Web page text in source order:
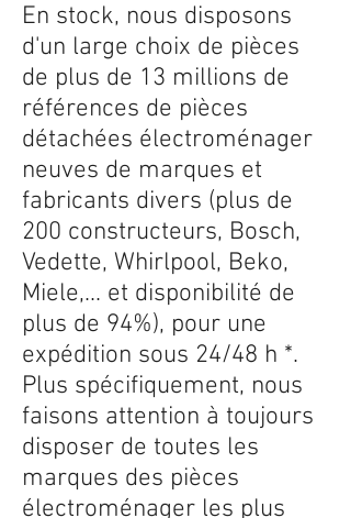
En stock, nous disposons
d'un large choix de pièces
de plus de 13 millions de
références de pièces
détachées électroménager
neuves de marques et
fabricants divers (plus de
200 constructeurs, Bosch,
Vedette, Whirlpool, Beko,
Miele,... et disponibilité de
plus de 94%), pour une
expédition sous 24/48 h *.
Plus spécifiquement, nous
faisons attention à toujours
disposer de toutes les
marques des pièces
électroménager les plus